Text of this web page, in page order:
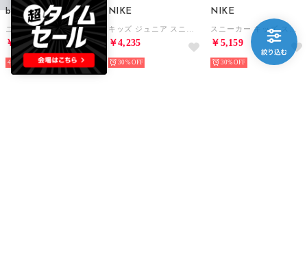
b.ROOM
ニットスリッポン （ベージュ）
￥1,518
40%
NIKE
キッズ ジュニア スニーカー コート ボロー LOW リクラフト PS DV5457 （パープル）
￥4,235
30%
NIKE
スニーカー キッズ スター ランナー 5 HF7004 Nike Star Runner 5 ジュニア ランニング ローカット （パープル）
￥5,159
30%